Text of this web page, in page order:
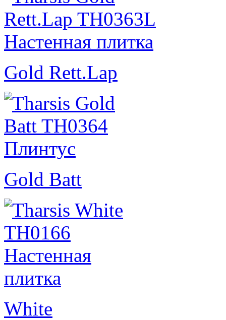
Gold Rett.Lap
Gold Batt
White